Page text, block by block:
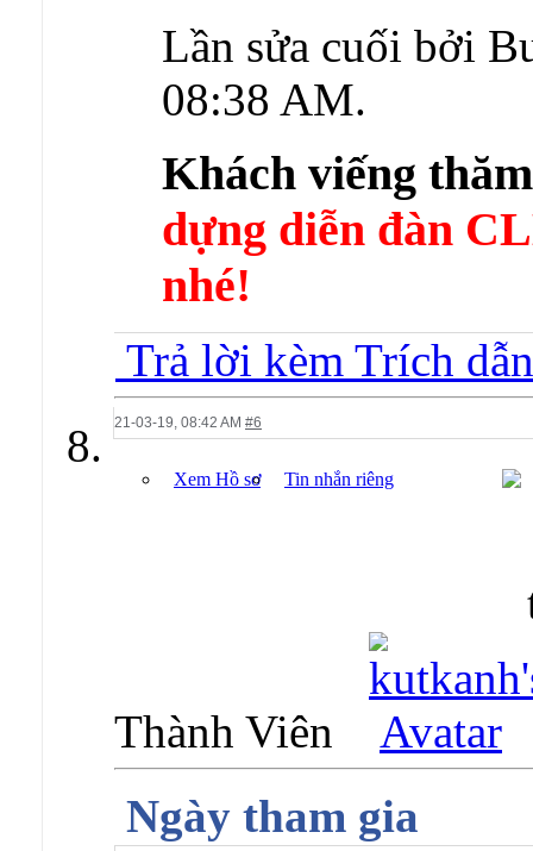
Lần sửa cuối bởi
08:38 AM.
Khách viếng
dựng diễn đàn
nhé!
Trả lời kèm Trích dẫn
21-03-19, 08:42 AM #6
Xem Hồ sơ Tin nhắn riêng
Thành Viên
Ngày tham gia